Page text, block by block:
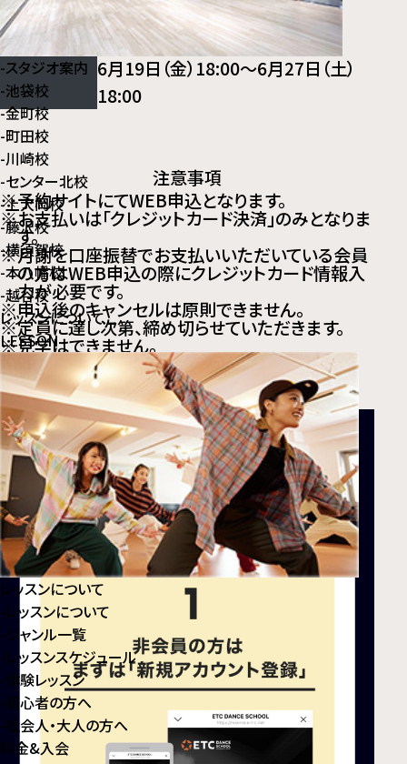
-スタジオ案内
-池袋校
-金町校
-町田校
-川崎校
-センター北校
-上大岡校
-藤沢校
-横須賀校
-本八幡校
-越谷校
レッスンについて
LESSON
レッスンについて
-レッスンについて
-ジャンル⼀覧
-レッスンスケジュール
-体験レッスン
-初⼼者の⽅へ
-社会⼈・⼤⼈の⽅へ
料金&入会
■一般申込
〔通常会員/非会員〕
6月19日（金）18:00～6月27日（土）
18:00
注意事項
※予約サイトにてWEB申込となります。
※お支払いは「クレジットカード決済」のみとなりま
す。
※月謝を口座振替でお支払いいただいている会員
の方はWEB申込の際にクレジットカード情報入
力が必要です。
※申込後のキャンセルは原則できません。
※定員に達し次第、締め切らせていただきます。
※見学はできません。
ご予約について